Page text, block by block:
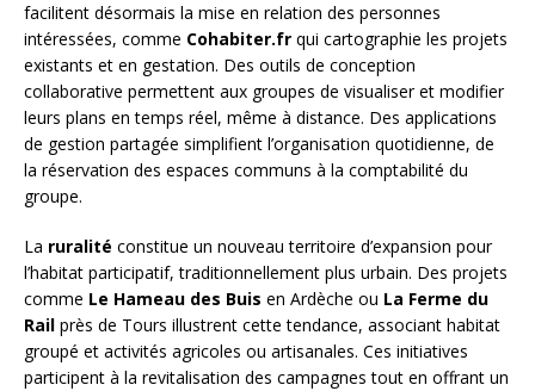
facilitent désormais la mise en relation des personnes
intéressées, comme Cohabiter.fr qui cartographie les projets
existants et en gestation. Des outils de conception
collaborative permettent aux groupes de visualiser et modifier
leurs plans en temps réel, même à distance. Des applications
de gestion partagée simplifient l’organisation quotidienne, de
la réservation des espaces communs à la comptabilité du
groupe.
La ruralité constitue un nouveau territoire d’expansion pour
l’habitat participatif, traditionnellement plus urbain. Des projets
comme Le Hameau des Buis en Ardèche ou La Ferme du
Rail près de Tours illustrent cette tendance, associant habitat
groupé et activités agricoles ou artisanales. Ces initiatives
participent à la revitalisation des campagnes tout en offrant un